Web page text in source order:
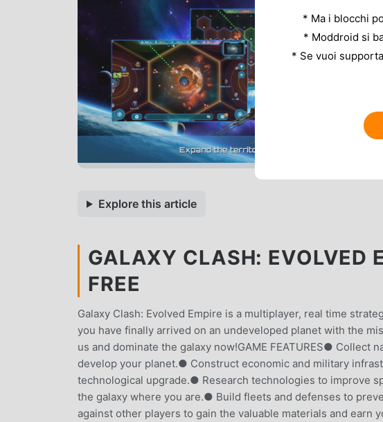
Explore this article
GALAXY CLASH: EVOLVED
FREE
Galaxy Clash: Evolved Empire is a multiplayer, real time
you have finally arrived on an undeveloped planet with the
us and dominate the galaxy now!GAME FEATURES● Collect
develop your planet.● Construct economic and military
technological upgrade.● Research technologies to improve
the galaxy where you are.● Build fleets and defenses to
against other players to gain the valuable materials and earn
* Ma i blocchi
* Moddroid si
* Se vuoi